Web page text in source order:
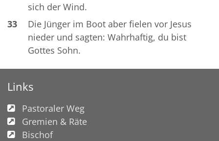
sich der Wind.
33
Die Jünger im Boot aber fielen vor Jesus
nieder und sagten: Wahrhaftig, du bist
Gottes Sohn.
Links
Pastoraler Weg
Gremien & Räte
Bischof